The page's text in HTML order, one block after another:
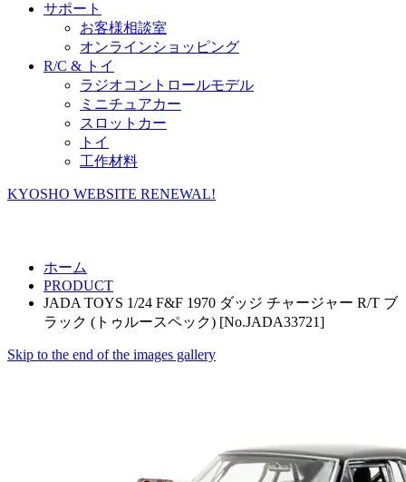
サポート
お客様相談室
オンラインショッピング
R/C & トイ
ラジオコントロールモデル
ミニチュアカー
スロットカー
トイ
工作材料
KYOSHO WEBSITE RENEWAL!
ホーム
PRODUCT
JADA TOYS 1/24 F&F 1970 ダッジ チャージャー R/T ブ
ラック (トゥルースペック) [No.JADA33721]
Skip to the end of the images gallery